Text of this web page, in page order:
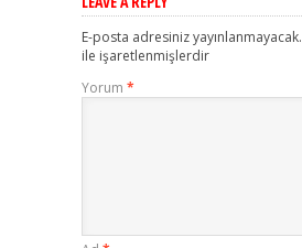
E-posta adresiniz yayınlanmayacak.
ile işaretlenmişlerdir
Yorum *